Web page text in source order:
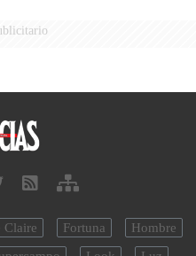
Claire Fortuna
Hombre